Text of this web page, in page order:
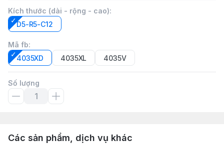
Kích thước (dài - rộng - cao):
D5-R5-C12
Mã fb:
4035XD
4035XL 4035V
Số lượng
Các sản phẩm, dịch vụ khác